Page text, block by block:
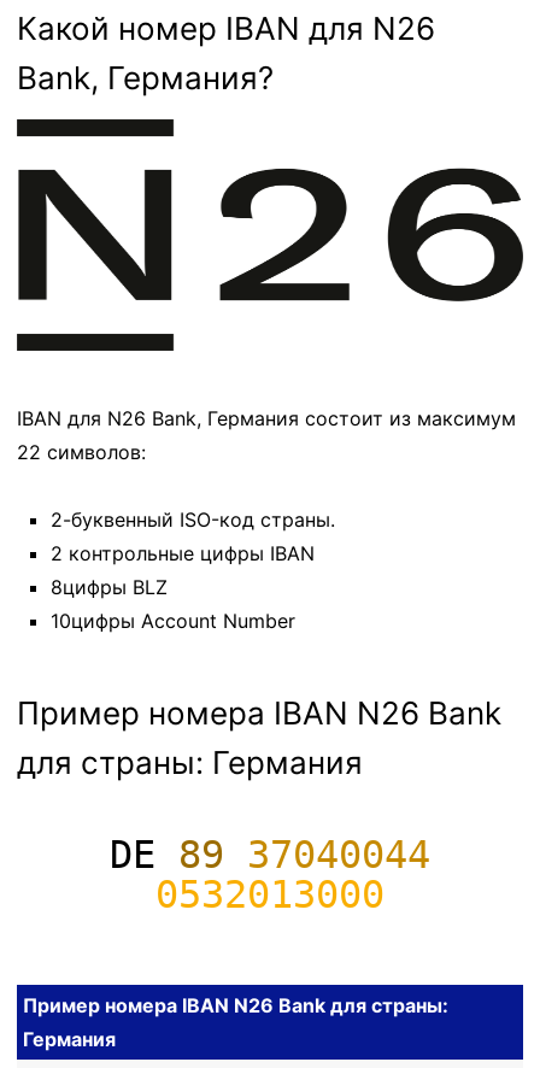
Какой номер IBAN для N26
Bank, Германия?
IBAN для N26 Bank, Германия состоит из максимум
22 символов:
2-буквенный ISO-код страны.
2 контрольные цифры IBAN
8цифры BLZ
10цифры Account Number
Пример номера IBAN N26 Bank
для страны: Германия
DE 89
37040044
0532013000
Пример номера IBAN N26 Bank для страны:
Германия